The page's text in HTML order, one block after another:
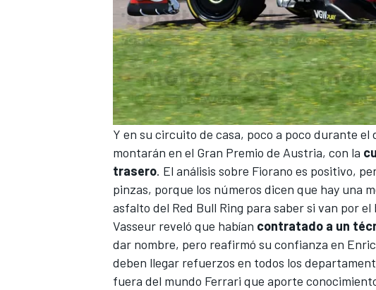
Y en su circuito de casa, poco a poco durante
montarán en el Gran Premio de Austria, con la
trasero. El análisis sobre Fiorano es positivo,
pinzas, porque los números dicen que hay una
asfalto del Red Bull Ring para saber si van por el
Vasseur reveló que habían contratado a un
dar nombre, pero reafirmó su confianza en
deben llegar refuerzos en todos los
fuera del mundo Ferrari que aporte